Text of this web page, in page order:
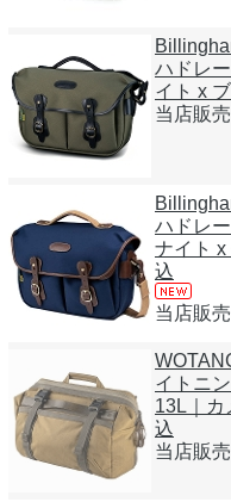
ハドレ
イト x
当店販
ハドレ
ナイト
込
当店販
イトニ
13L｜カ
込
当店販